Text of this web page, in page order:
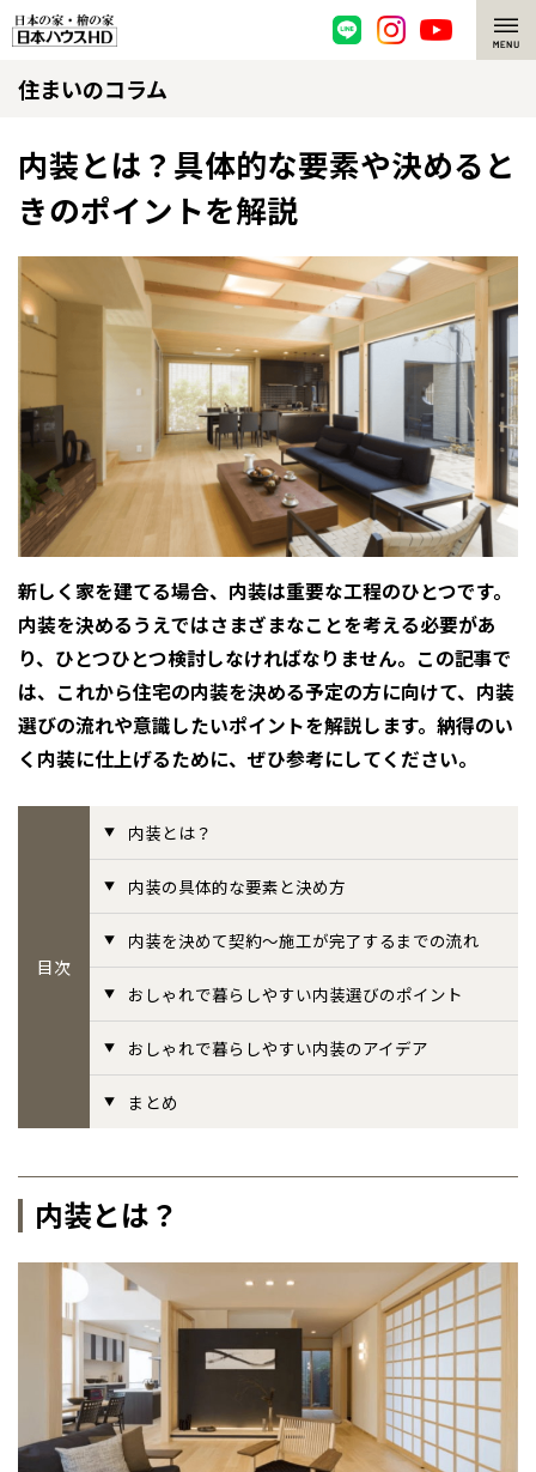
脱炭素・檜の家
環境にやさしい、脱炭素社会の住宅
檜・木造住宅
耐震構造
高耐久住宅
高断熱・高気密の家
エネルギー自給自足
ZEH特集
直営工事
1メーターモジュール
冷暖房標準装備
24時間対応コールセンター
セントラルヒーティング
選ばれる理由
檜の魅力
檜の魅力 トップ
檜と日本人
1000年を超えて生きる檜
知られざる檜の効果・作用
檜の住まいデザイン
注文住宅
注文住宅 トップ
グレートステージ
クレステージ
施工事例
外観・インテリア集
WEB住宅展示場
暮らし方提案
住まいのコラム
施工事例
リフォーム トップ
リフォームメニュー
リフォームの流れ
介護保険利用で快適リフォーム
資産活用
資産活用 トップ
賃貸併用住宅のメリット
安心のサポートシステム
商品紹介
展示場案内
買取サービス
分譲住宅・土地
分譲マンション
分譲マンション トップ
ワザックとは
安心の管理体制
ギャラリー
トランクルーム
会社情報
会社情報 トップ
ニュースリリース
代表ごあいさつ
IR情報
グループ会社紹介
CMギャラリー
採用情報
お問い合わせ
会員サイト
住まいのコラム
内装とは？具体的な要素や決めると
きのポイントを解説
新しく家を建てる場合、内装は重要な工程のひとつです。
内装を決めるうえではさまざまなことを考える必要があ
り、ひとつひとつ検討しなければなりません。この記事で
は、これから住宅の内装を決める予定の方に向けて、内装
選びの流れや意識したいポイントを解説します。納得のい
く内装に仕上げるために、ぜひ参考にしてください。
目次
内装とは？
内装の具体的な要素と決め方
内装を決めて契約～施工が完了するまでの流れ
おしゃれで暮らしやすい内装選びのポイント
おしゃれで暮らしやすい内装のアイデア
まとめ
内装とは？